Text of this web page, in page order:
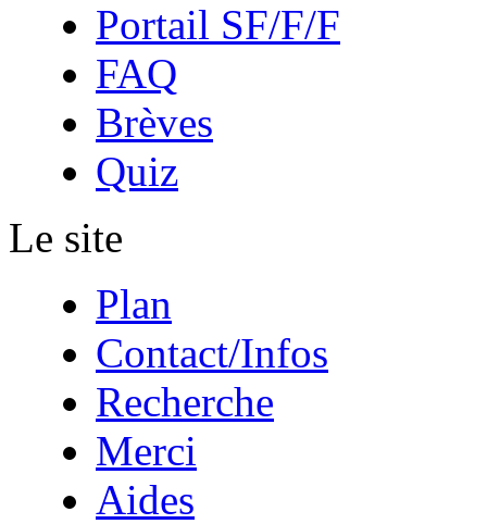
Portail SF/F/F
FAQ
Brèves
Quiz
Le site
Plan
Contact/Infos
Recherche
Merci
Aides